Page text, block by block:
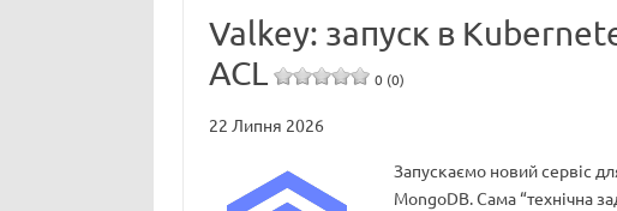
Valkey: запуск в
ACL
0 (0)
22 Липня 2026
Запускаємо новий сервіс
MongoDB. Сама “технічна